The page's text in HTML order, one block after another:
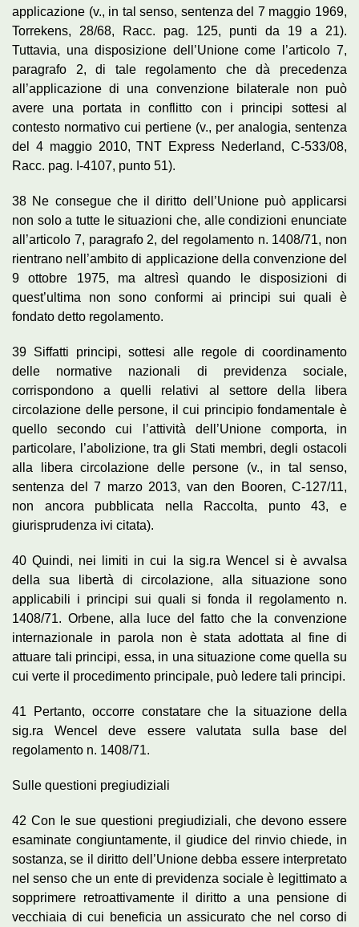
applicazione (v., in tal senso, sentenza del 7 maggio 1969,
Torrekens, 28/68, Racc. pag. 125, punti da 19 a 21).
Tuttavia, una disposizione dell’Unione come l’articolo 7,
paragrafo 2, di tale regolamento che dà precedenza
all’applicazione di una convenzione bilaterale non può
avere una portata in conflitto con i principi sottesi al
contesto normativo cui pertiene (v., per analogia, sentenza
del 4 maggio 2010, TNT Express Nederland, C-533/08,
Racc. pag. I-4107, punto 51).
38 Ne consegue che il diritto dell’Unione può applicarsi
non solo a tutte le situazioni che, alle condizioni enunciate
all’articolo 7, paragrafo 2, del regolamento n. 1408/71, non
rientrano nell’ambito di applicazione della convenzione del
9 ottobre 1975, ma altresì quando le disposizioni di
quest’ultima non sono conformi ai principi sui quali è
fondato detto regolamento.
39 Siffatti principi, sottesi alle regole di coordinamento
delle normative nazionali di previdenza sociale,
corrispondono a quelli relativi al settore della libera
circolazione delle persone, il cui principio fondamentale è
quello secondo cui l’attività dell’Unione comporta, in
particolare, l’abolizione, tra gli Stati membri, degli ostacoli
alla libera circolazione delle persone (v., in tal senso,
sentenza del 7 marzo 2013, van den Booren, C-127/11,
non ancora pubblicata nella Raccolta, punto 43, e
giurisprudenza ivi citata).
40 Quindi, nei limiti in cui la sig.ra Wencel si è avvalsa
della sua libertà di circolazione, alla situazione sono
applicabili i principi sui quali si fonda il regolamento n.
1408/71. Orbene, alla luce del fatto che la convenzione
internazionale in parola non è stata adottata al fine di
attuare tali principi, essa, in una situazione come quella su
cui verte il procedimento principale, può ledere tali principi.
41 Pertanto, occorre constatare che la situazione della
sig.ra Wencel deve essere valutata sulla base del
regolamento n. 1408/71.
Sulle questioni pregiudiziali
42 Con le sue questioni pregiudiziali, che devono essere
esaminate congiuntamente, il giudice del rinvio chiede, in
sostanza, se il diritto dell’Unione debba essere interpretato
nel senso che un ente di previdenza sociale è legittimato a
sopprimere retroattivamente il diritto a una pensione di
vecchiaia di cui beneficia un assicurato che nel corso di